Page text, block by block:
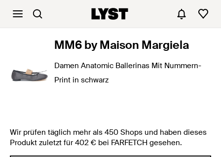
MM6 by Maison Margiela
Damen Anatomic Ballerinas Mit Nummern-
Print in schwarz
Wir prüfen täglich mehr als 450 Shops und haben dieses
Produkt zuletzt für 402 € bei FARFETCH gesehen.